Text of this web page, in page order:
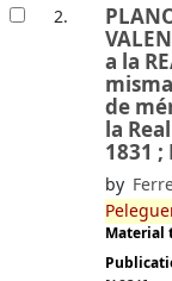
2.
a la
de
la
1831
by
Material